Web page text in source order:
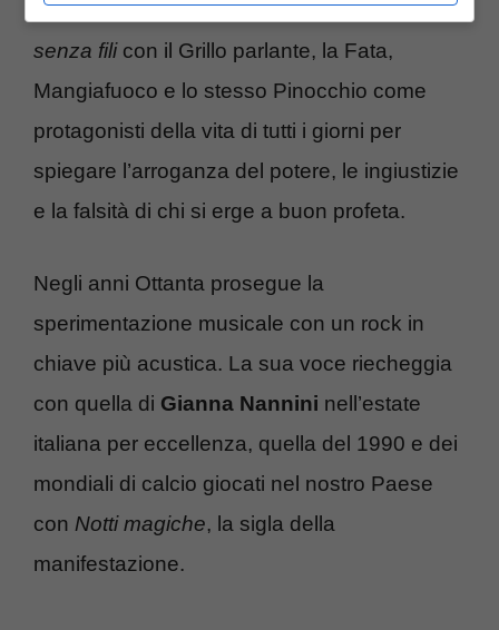
mentre l’anno successivo tocca aBurattino
senza filicon il Grillo parlante, la Fata,
Mangiafuoco e lo stesso Pinocchio come
protagonisti della vita di tutti i giorni per
spiegare l’arroganza del potere, le ingiustizie
e la falsità di chi si erge a buon profeta.
Negli anni Ottanta prosegue la
sperimentazione musicale con un rock in
chiave più acustica. La sua voce riecheggia
con quella di Gianna Nannini nell’estate
italiana per eccellenza, quella del 1990 e dei
mondiali di calcio giocati nel nostro Paese
con Notti magiche, la sigla della
manifestazione.